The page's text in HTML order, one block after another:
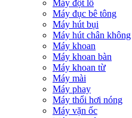
Máy đột lỗ
Máy đục bê tông
Máy hút bụi
Máy hút chân không
Máy khoan
Máy khoan bàn
Máy khoan từ
Máy mài
Máy phay
Máy thổi hơi nóng
Máy vặn ốc